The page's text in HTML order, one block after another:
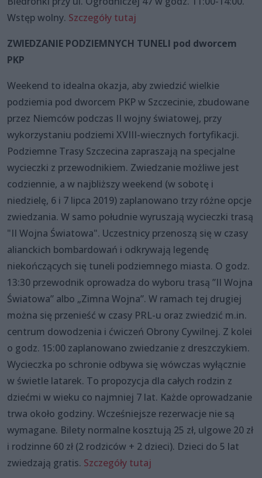
Wstęp wolny. Szczegóły tutaj
ZWIEDZANIE PODZIEMNYCH TUNELI pod dworcem
PKP
Weekend to idealna okazja, aby zwiedzić wielkie
podziemia pod dworcem PKP w Szczecinie, zbudowane
przez Niemców podczas II wojny światowej, przy
wykorzystaniu podziemi XVIII-wiecznych fortyfikacji.
Podziemne Trasy Szczecina zapraszają na specjalne
wycieczki z przewodnikiem. Zwiedzanie możliwe jest
codziennie, a w najbliższy weekend (w sobotę i
niedzielę, 6 i 7 lipca 2019) zaplanowano trzy różne opcje
zwiedzania. W samo południe wyruszają wycieczki trasą
"II Wojna Światowa". Uczestnicy przenoszą się w czasy
alianckich bombardowań i odkrywają legendę
niekończących się tuneli podziemnego miasta. O godz.
13:30 przewodnik oprowadza do wyboru trasą ”II Wojna
Światowa” albo „Zimna Wojna”. W ramach tej drugiej
można się przenieść w czasy PRL-u oraz zwiedzić m.in.
centrum dowodzenia i ćwiczeń Obrony Cywilnej. Z kolei
o godz. 15:00 zaplanowano zwiedzanie z dreszczykiem.
Wycieczka po schronie odbywa się wówczas wyłącznie
w świetle latarek. To propozycja dla całych rodzin z
dziećmi w wieku co najmniej 7 lat. Każde oprowadzanie
trwa około godziny. Wcześniejsze rezerwacje nie są
wymagane. Bilety normalne kosztują 25 zł, ulgowe 20 zł
i rodzinne 60 zł (2 rodziców + 2 dzieci). Dzieci do 5 lat
zwiedzają gratis. Szczegóły tutaj